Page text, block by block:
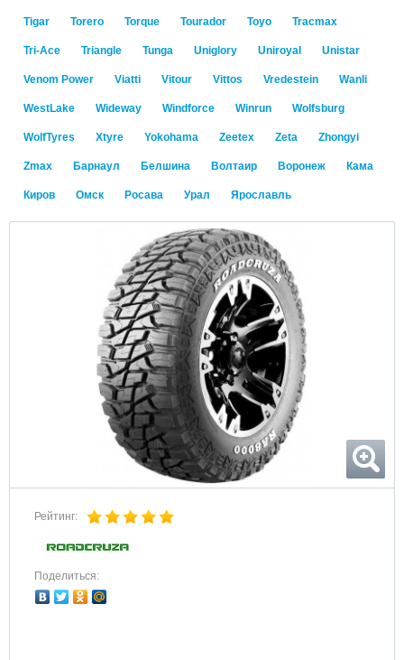
Tigar Torero Torque Tourador Toyo Tracmax
Tri-Ace Triangle Tunga Uniglory Uniroyal Unistar
Venom Power Viatti Vitour Vittos Vredestein Wanli
WestLake Wideway Windforce Winrun Wolfsburg
WolfTyres Xtyre Yokohama Zeetex Zeta Zhongyi
Zmax Барнаул Белшина Волтаир Воронеж Кама
Киров Омск Росава Урал Ярославль
Рейтинг:
Поделиться: